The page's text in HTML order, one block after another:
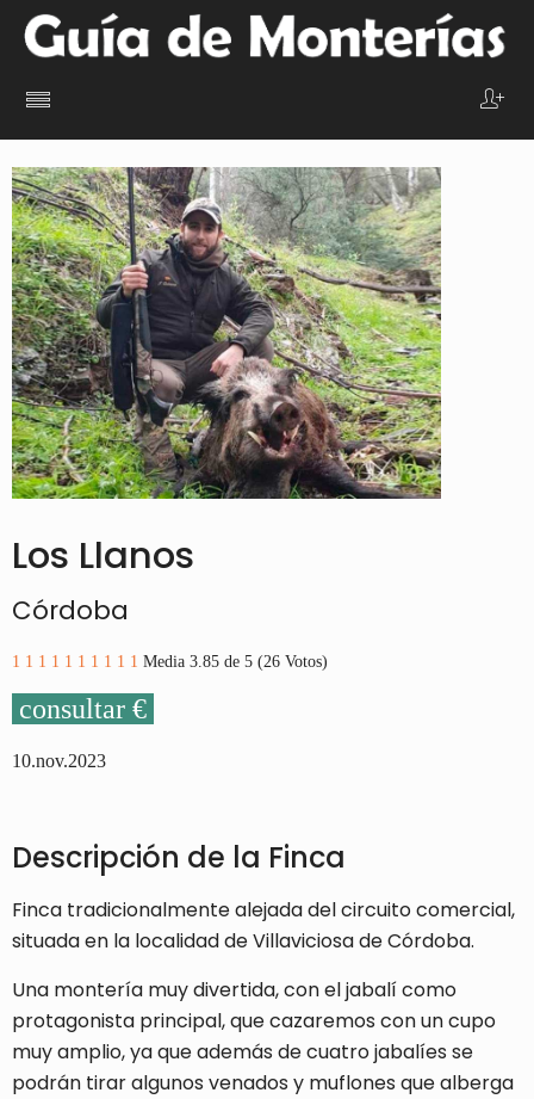
Los Llanos
Córdoba
1 1 1 1 1 1 1 1 1 1 Media 3.85 de 5 (26 Votos)
consultar €
10.nov.2023
Descripción de la Finca
Finca tradicionalmente alejada del circuito comercial,
situada en la localidad de Villaviciosa de Córdoba.
Una montería muy divertida, con el jabalí como
protagonista principal, que cazaremos con un cupo
muy amplio, ya que además de cuatro jabalíes se
podrán tirar algunos venados y muflones que alberga